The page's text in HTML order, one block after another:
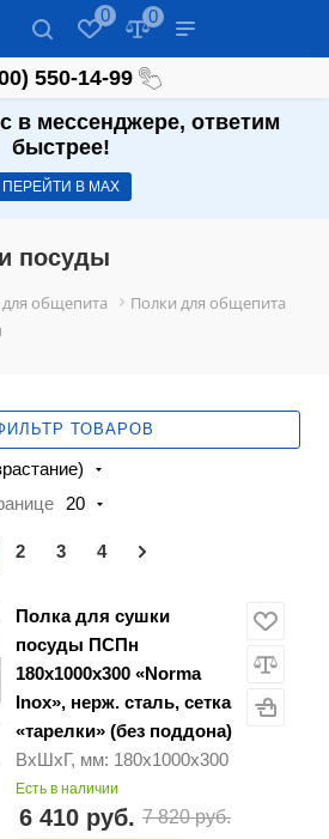
0 0
550-14-99
в мессенджере, ответим
быстрее!
ПЕРЕЙТИ В МАХ
посуды
общепита
Полки для общепита
ТОВАРОВ
20
2 3 4
Полка для сушки
посуды ПСПн
180х1000х300 «Norma
Inox», нерж. сталь, сетка
«тарелки» (без поддона)
ВхШхГ, мм: 180х1000х300
Есть в наличии
6 410 руб. 7 820 руб.